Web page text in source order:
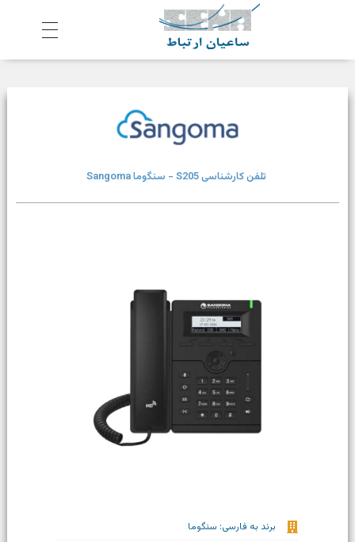
ش
رکت ساعیان ارتباط آینده پیشرو یکپارچگی و امنیت در ارتباط
تلفن کارشناسی S205 - سنگوما Sangoma
برند به فارسی: سنگوما